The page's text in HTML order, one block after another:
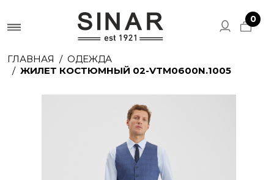
0
ГЛАВНАЯ
ОДЕЖДА
ЖИЛЕТ КОСТЮМНЫЙ 02-VTM0600N.1005